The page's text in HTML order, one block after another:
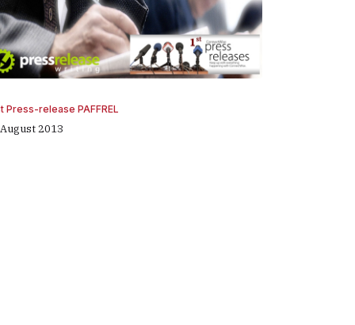
Press-release PAFFREL
2013